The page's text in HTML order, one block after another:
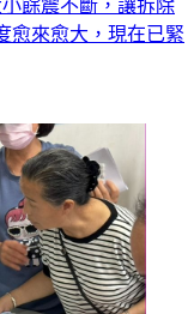
餘震不斷，讓拆除
愈來愈大，現在已緊